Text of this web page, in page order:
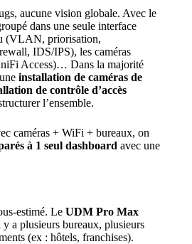
aucune vision globale. Avec le
dans une seule interface
(VLAN, priorisation,
IDS/IPS), les caméras
Access)… Dans la majorité
installation de caméras de
de contrôle d’accès
l’ensemble.
caméras + WiFi + bureaux, on
à 1 seul dashboard avec une
estimé. Le UDM Pro Max
y a plusieurs bureaux, plusieurs
(ex : hôtels, franchises).